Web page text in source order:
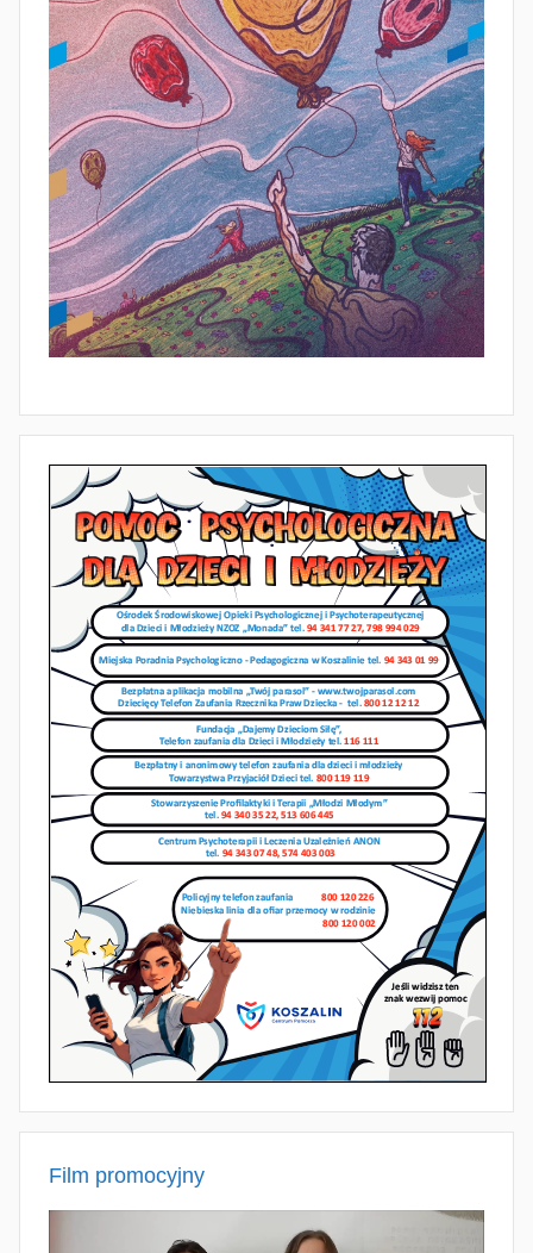
Film promocyjny